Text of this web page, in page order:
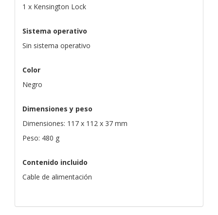
1 x Kensington Lock
Sistema operativo
Sin sistema operativo
Color
Negro
Dimensiones y peso
Dimensiones: 117 x 112 x 37 mm
Peso: 480 g
Contenido incluido
Cable de alimentación